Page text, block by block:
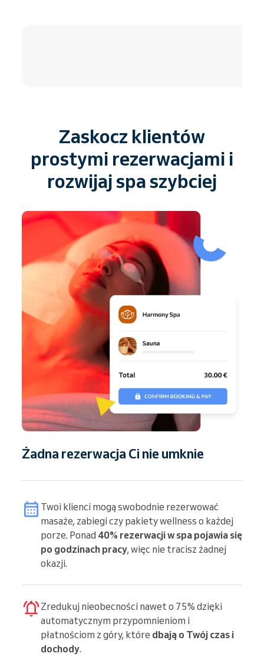
Zaskocz klientów
prostymi rezerwacjami i
rozwijaj spa szybciej
Żadna rezerwacja Ci nie umknie
Twoi klienci mogą swobodnie rezerwować
masaże, zabiegi czy pakiety wellness o każdej
porze. Ponad 40% rezerwacji w spa pojawia się
po godzinach pracy, więc nie tracisz żadnej
okazji.
Zredukuj nieobecności nawet o 75% dzięki
automatycznym przypomnieniom i
płatnościom z góry, które dbają o Twój czas i
dochody.